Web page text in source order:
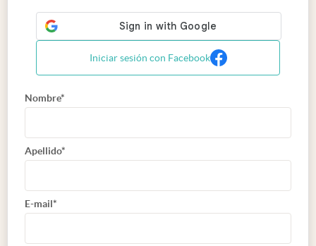
Iniciar sesión con Facebook
Nombre*
Apellido*
E-mail*